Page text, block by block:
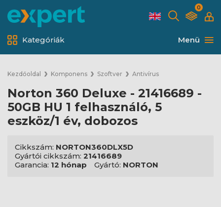
0
Menü
Kategóriák
Kezdőoldal Komponens Szoftver Antivírus
Norton 360 Deluxe - 21416689 -
50GB HU 1 felhasználó, 5
eszköz/1 év, dobozos
Cikkszám: NORTON360DLX5D
Gyártói cikkszám: 21416689
Garancia: 12 hónap Gyártó: NORTON